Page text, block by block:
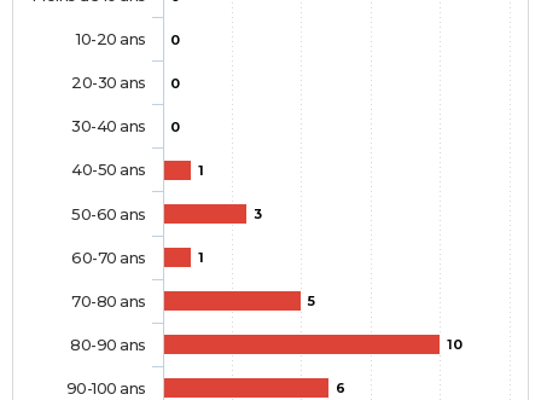
0
0
0
1
3
1
5
10
6
10-20 ans
20-30 ans
30-40 ans
40-50 ans
50-60 ans
60-70 ans
70-80 ans
80-90 ans
90-100 ans